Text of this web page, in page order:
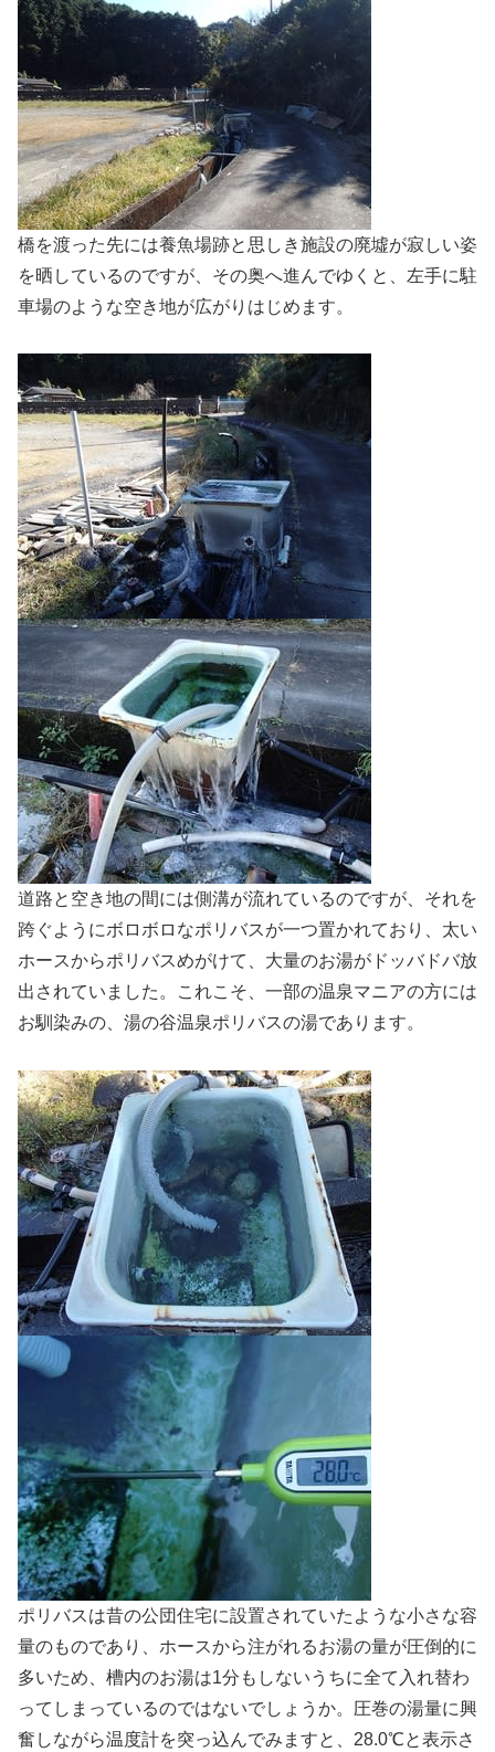
橋を渡った先には養魚場跡と思しき施設の廃墟が寂しい姿
を晒しているのですが、その奥へ進んでゆくと、左手に駐
車場のような空き地が広がりはじめます。
道路と空き地の間には側溝が流れているのですが、それを
跨ぐようにボロボロなポリバスが一つ置かれており、太い
ホースからポリバスめがけて、大量のお湯がドッバドバ放
出されていました。これこそ、一部の温泉マニアの方には
お馴染みの、湯の谷温泉ポリバスの湯であります。
ポリバスは昔の公団住宅に設置されていたような小さな容
量のものであり、ホースから注がれるお湯の量が圧倒的に
多いため、槽内のお湯は1分もしないうちに全て入れ替わ
ってしまっているのではないでしょうか。圧巻の湯量に興
奮しながら温度計を突っ込んでみますと、28.0℃と表示さ